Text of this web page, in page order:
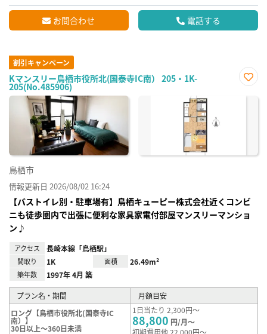
お問合わせ 電話する
割引キャンペーン
Kマンスリー鳥栖市役所北(国泰寺IC南） 205・1K-
205(No.485906)
に入
鳥栖市
情報更新日 2026/08/02 16:24
【バストイレ別・駐車場有】鳥栖キューピー株式会社近くコンビ
ニも徒歩圏内で出張に便利な家具家電付部屋マンスリーマンショ
ン♪
アクセス 長崎本線「鳥栖駅」
間取り 1K 面積 26.49m²
築年数 1997年 4月 築
プラン名・期間
月額目安
ロング【鳥栖市役所北(国泰寺IC
南）】
30日以上～360日未満
1日当たり 2,300円～
88,800 円/月～
初期費用他 22,000円～